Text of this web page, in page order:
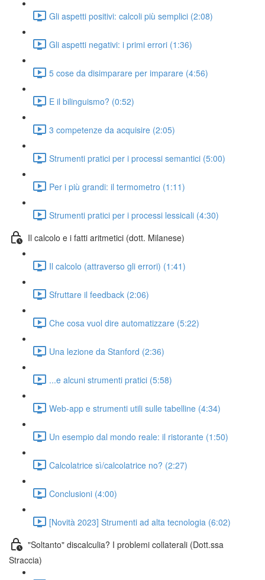
Gli aspetti positivi: calcoli più semplici (2:08)
Gli aspetti negativi: i primi errori (1:36)
5 cose da disimparare per imparare (4:56)
E il bilinguismo? (0:52)
3 competenze da acquisire (2:05)
Strumenti pratici per i processi semantici (5:00)
Per i più grandi: il termometro (1:11)
Strumenti pratici per i processi lessicali (4:30)
Il calcolo e i fatti aritmetici (dott. Milanese)
Il calcolo (attraverso gli errori) (1:41)
Sfruttare il feedback (2:06)
Che cosa vuol dire automatizzare (5:22)
Una lezione da Stanford (2:36)
...e alcuni strumenti pratici (5:58)
Web-app e strumenti utili sulle tabelline (4:34)
Un esempio dal mondo reale: il ristorante (1:50)
Calcolatrice sì/calcolatrice no? (2:27)
Conclusioni (4:00)
[Novità 2023] Strumenti ad alta tecnologia (6:02)
"Soltanto" discalculia? I problemi collaterali (Dott.ssa
Straccia)